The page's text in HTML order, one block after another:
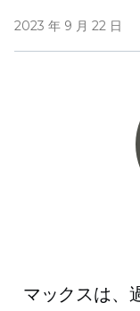
2023 年 9 月 22 日
マックスは、